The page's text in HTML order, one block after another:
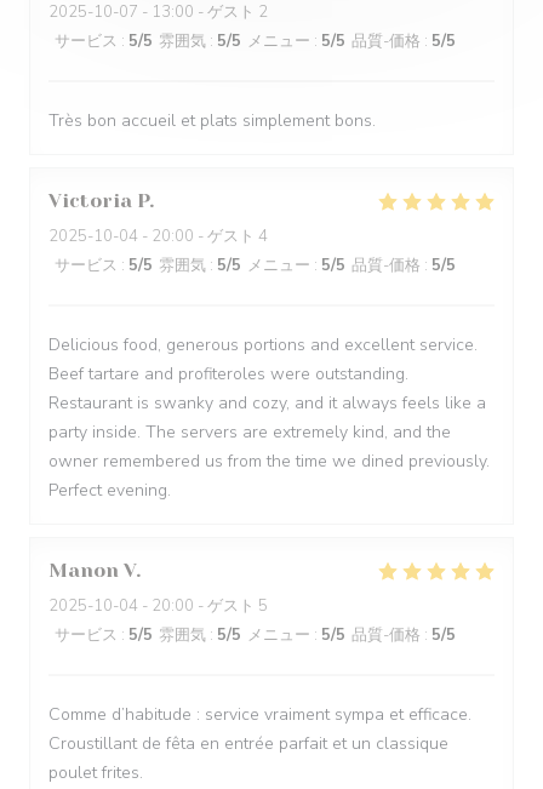
2025-10-07 - 13:00 - ゲスト 2
サービス : 5/5 雰囲気 : 5/5 メニュー : 5/5 品質-価格 : 5/5
Très bon accueil et plats simplement bons.
Victoria P
2025-10-04 - 20:00 - ゲスト 4
サービス : 5/5 雰囲気 : 5/5 メニュー : 5/5 品質-価格 : 5/5
Delicious food, generous portions and excellent service.
Beef tartare and profiteroles were outstanding.
Restaurant is swanky and cozy, and it always feels like a
party inside. The servers are extremely kind, and the
owner remembered us from the time we dined previously.
Perfect evening.
Manon V
2025-10-04 - 20:00 - ゲスト 5
サービス : 5/5 雰囲気 : 5/5 メニュー : 5/5 品質-価格 : 5/5
Comme d’habitude : service vraiment sympa et efficace.
Croustillant de fêta en entrée parfait et un classique
poulet frites.